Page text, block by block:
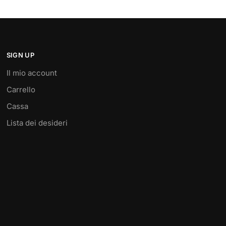
SIGN UP
Il mio account
Carrello
Cassa
Lista dei desideri